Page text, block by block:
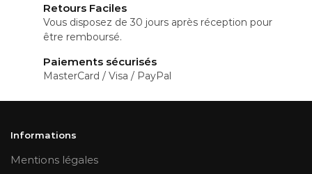
Retours Faciles
Vous disposez de 30 jours après réception pour
être remboursé.
Paiements sécurisés
MasterCard / Visa / PayPal
Informations
Mentions légales